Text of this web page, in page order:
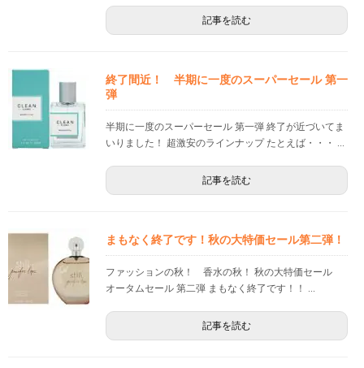
記事を読む
終了間近！ 半期に一度のスーパーセール 第一
弾
半期に一度のスーパーセール 第一弾 終了が近づいてま
いりました！ 超激安のラインナップ たとえば・・・ ...
記事を読む
まもなく終了です！秋の大特価セール第二弾！
ファッションの秋！ 香水の秋！ 秋の大特価セール
オータムセール 第二弾 まもなく終了です！！ ...
記事を読む